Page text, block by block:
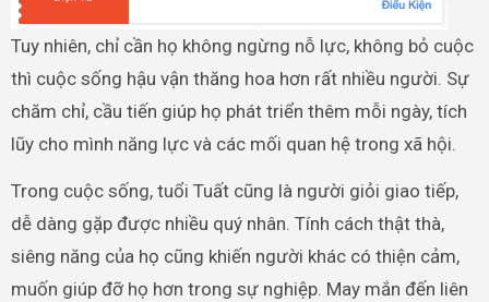
Tuy nhiên, chỉ cần họ không ngừng nỗ lực, không bỏ cuộc
thì cuộc sống hậu vận thăng hoa hơn rất nhiều người. Sự
chăm chỉ, cầu tiến giúp họ phát triển thêm mỗi ngày, tích
lũy cho mình năng lực và các mối quan hệ trong xã hội.
Trong cuộc sống, tuổi Tuất cũng là người giỏi giao tiếp,
dễ dàng gặp được nhiều quý nhân. Tính cách thật thà,
siêng năng của họ cũng khiến người khác có thiện cảm,
muốn giúp đỡ họ hơn trong sự nghiệp. May mắn đến liên